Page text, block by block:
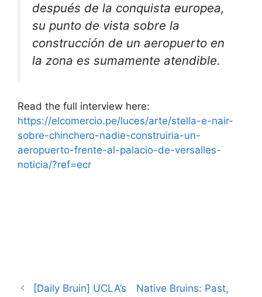
después de la conquista europea,
su punto de vista sobre la
construcción de un aeropuerto en
la zona es sumamente atendible.
Read the full interview here:
https://elcomercio.pe/luces/arte/stella-e-nair-
sobre-chinchero-nadie-construiria-un-
aeropuerto-frente-al-palacio-de-versalles-
noticia/?ref=ecr
Post[Daily Bruin] UCLA’s
Native Bruins: Past,